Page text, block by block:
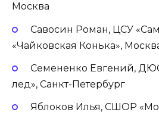
Москва
Савосин Роман, ЦСУ
«Чайковская Конька»,
Семененко Евгений,
лед», Санкт-Петербург
Яблоков Илья, СШОР